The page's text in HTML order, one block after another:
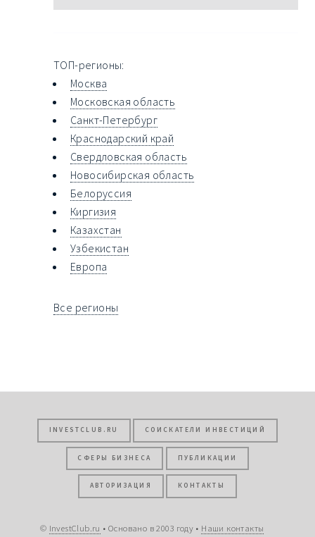
ТОП-регионы:
Москва
Московская область
Санкт-Петербург
Краснодарский край
Свердловская область
Новосибирская область
Белоруссия
Киргизия
Казахстан
Узбекистан
Европа
Все регионы
INVESTCLUB.RU СОИСКАТЕЛИ ИНВЕСТИЦИЙ
СФЕРЫ БИЗНЕСА ПУБЛИКАЦИИ
АВТОРИЗАЦИЯ КОНТАКТЫ
© InvestClub.ru • Основано в 2003 году • Наши контакты